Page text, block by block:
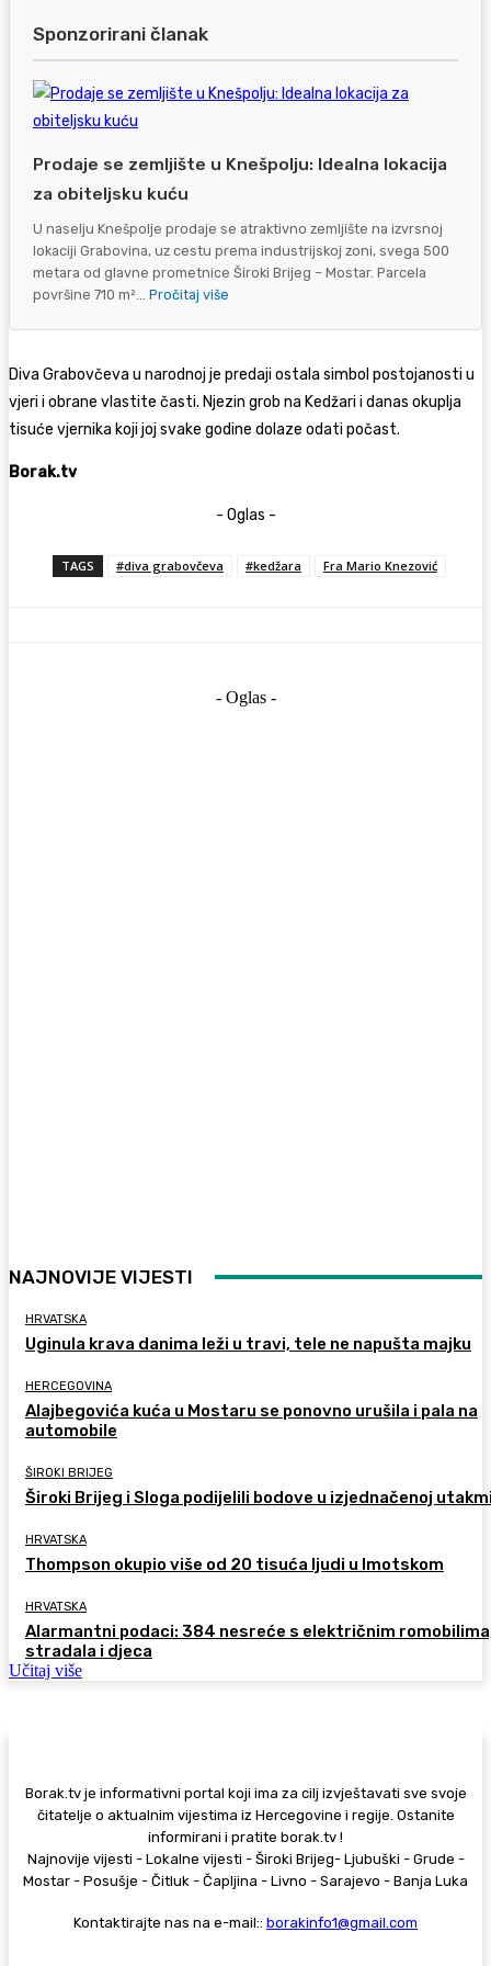
Sponzorirani članak
Prodaje se zemljište u Knešpolju: Idealna lokacija
za obiteljsku kuću
U naselju Knešpolje prodaje se atraktivno zemljište na izvrsnoj
lokaciji Grabovina, uz cestu prema industrijskoj zoni, svega 500
metara od glavne prometnice Široki Brijeg – Mostar. Parcela
površine 710 m²... Pročitaj više
Diva Grabovčeva u narodnoj je predaji ostala simbol postojanosti u
vjeri i obrane vlastite časti. Njezin grob na Kedžari i danas okuplja
tisuće vjernika koji joj svake godine dolaze odati počast.
Borak.tv
- Oglas -
TAGS #diva grabovčeva #kedžara Fra Mario Knezović
- Oglas -
NAJNOVIJE VIJESTI
HRVATSKA
Uginula krava danima leži u travi, tele ne napušta majku
HERCEGOVINA
Alajbegovića kuća u Mostaru se ponovno urušila i pala na
automobile
ŠIROKI BRIJEG
Široki Brijeg i Sloga podijelili bodove u izjednačenoj
HRVATSKA
Thompson okupio više od 20 tisuća ljudi u Imotskom
HRVATSKA
Alarmantni podaci: 384 nesreće s električnim
stradala i djeca
Učitaj više
Borak.tv je informativni portal koji ima za cilj izvještavati sve svoje
čitatelje o aktualnim vijestima iz Hercegovine i regije. Ostanite
informirani i pratite borak.tv !
Najnovije vijesti - Lokalne vijesti - Široki Brijeg- Ljubuški - Grude -
Mostar - Posušje - Čitluk - Čapljina - Livno - Sarajevo - Banja Luka
Kontaktirajte nas na e-mail:: borakinfo1@gmail.com